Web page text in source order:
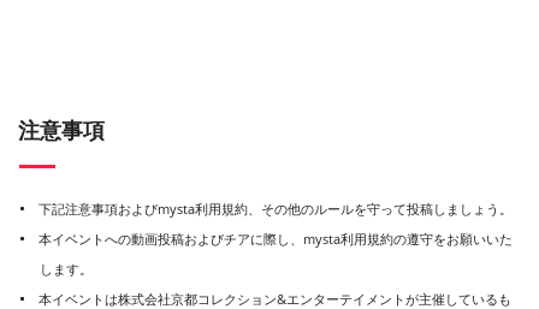
注意事項
下記注意事項およびmysta利用規約、その他のルールを守って投稿しましょう。
本イベントへの動画投稿およびチアに際し、mysta利用規約の遵守をお願いいた
します。
本イベントは株式会社京都コレクション&エンターテイメントが主催しているも